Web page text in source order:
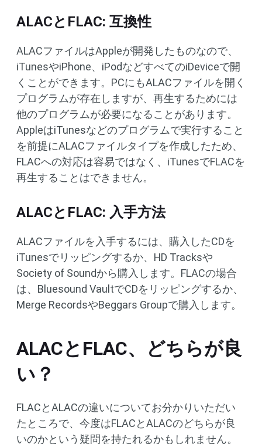
ALACとFLAC: 互換性
ALACファイルはAppleが開発したものなので、
iTunesやiPhone、iPodなどすべてのiDeviceで開
くことができます。PCにもALACファイルを開く
プログラムが存在しますが、再生するためには
他のプログラムが必要になることがあります。
AppleはiTunesなどのプログラムで実行すること
を前提にALACファイルタイプを作成したため、
FLACへの対応は容易ではなく、iTunesでFLACを
再生することはできません。
ALACとFLAC: 入手方法
ALACファイルを入手するには、購入したCDを
iTunesでリッピングするか、HD Tracksや
Society of Soundから購入します。FLACの場合
は、Bluesound VaultでCDをリッピングするか、
Merge RecordsやBeggars Groupで購入します。
ALACとFLAC、どちらが良
い？
FLACとALACの違いについてお分かりいただい
たところで、今度はFLACとALACのどちらが良
いのかという疑問を持たれるかもしれません。